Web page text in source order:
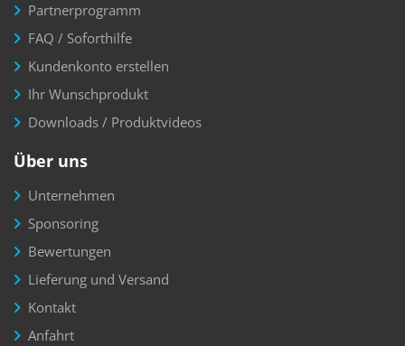
Partnerprogramm
FAQ / Soforthilfe
Kundenkonto erstellen
Ihr Wunschprodukt
Downloads / Produktvideos
Über uns
Unternehmen
Sponsoring
Bewertungen
Lieferung und Versand
Kontakt
Anfahrt